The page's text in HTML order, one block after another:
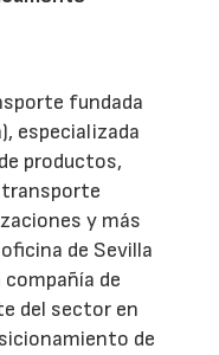
fundada
especializada
productos,
y más
de Sevilla
de
del sector en
de